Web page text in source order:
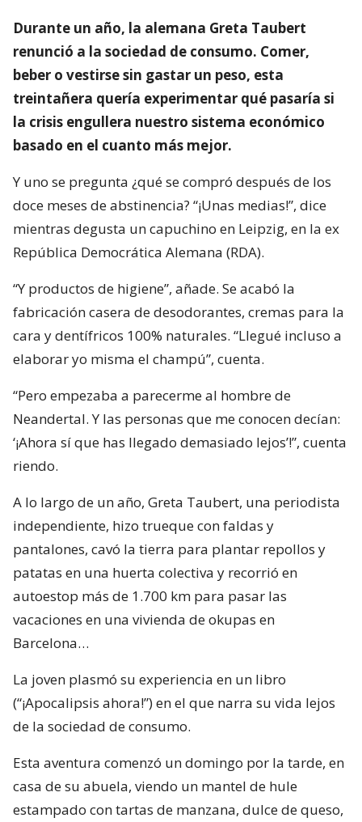
Durante un año, la alemana Greta Taubert
renunció a la sociedad de consumo. Comer,
beber o vestirse sin gastar un peso, esta
treintañera quería experimentar qué pasaría si
la crisis engullera nuestro sistema económico
basado en el cuanto más mejor.
Y uno se pregunta ¿qué se compró después de los
doce meses de abstinencia? “¡Unas medias!”, dice
mientras degusta un capuchino en Leipzig, en la ex
República Democrática Alemana (RDA).
“Y productos de higiene”, añade. Se acabó la
fabricación casera de desodorantes, cremas para la
cara y dentífricos 100% naturales. “Llegué incluso a
elaborar yo misma el champú”, cuenta.
“Pero empezaba a parecerme al hombre de
Neandertal. Y las personas que me conocen decían:
‘¡Ahora sí que has llegado demasiado lejos’!”, cuenta
riendo.
A lo largo de un año, Greta Taubert, una periodista
independiente, hizo trueque con faldas y
pantalones, cavó la tierra para plantar repollos y
patatas en una huerta colectiva y recorrió en
autoestop más de 1.700 km para pasar las
vacaciones en una vivienda de okupas en
Barcelona…
La joven plasmó su experiencia en un libro
(“¡Apocalipsis ahora!”) en el que narra su vida lejos
de la sociedad de consumo.
Esta aventura comenzó un domingo por la tarde, en
casa de su abuela, viendo un mantel de hule
estampado con tartas de manzana, dulce de queso,